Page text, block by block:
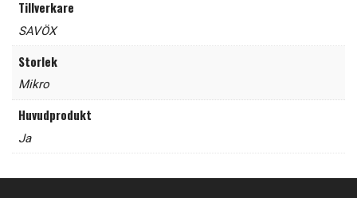
Tillverkare
SAVÖX
Storlek
Mikro
Huvudprodukt
Ja